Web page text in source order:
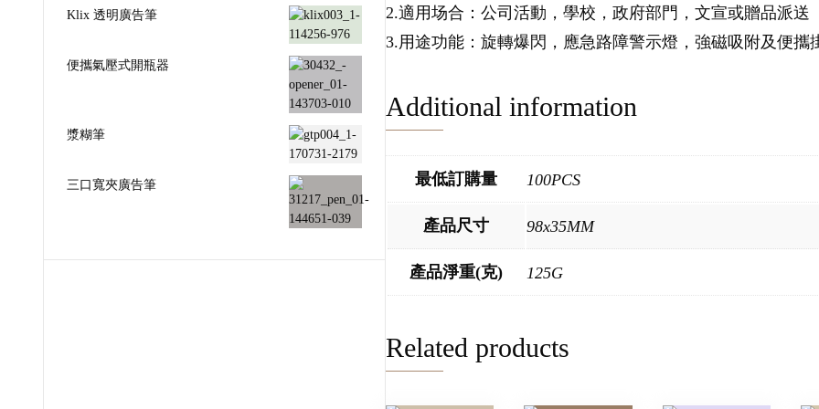
2.適用场合：公司活動，學校，政府部門，文宣或贈品派送
3.用途功能：旋轉爆閃，應急路障警示燈，強磁吸附及便攜
Additional information
最低訂購量 100PCS
產品尺寸 98x35MM
產品淨重(克) 125G
Related products
Klix 透明廣告筆
便攜氣壓式開瓶器
漿糊筆
三口寬夾廣告筆